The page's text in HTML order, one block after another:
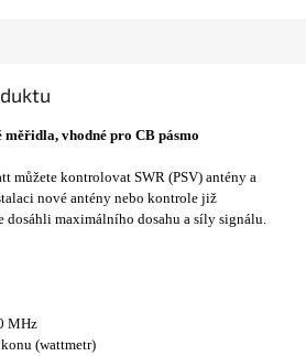
vhodné pro CB pásmo
můžete kontrolovat SWR (PSV) antény a
nové antény nebo kontrole již
dosáhli maximálního dosahu a síly signálu.
MHz
(wattmetr)